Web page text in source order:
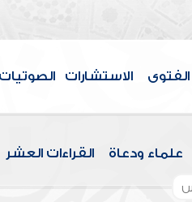
الفتوى الاستشارات الصوتيات
علماء ودعاة القراءات العشر